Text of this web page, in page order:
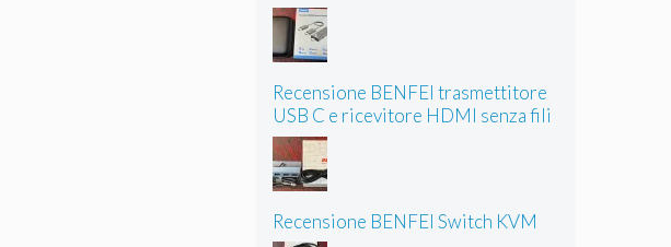
Recensione BENFEI trasmettitore
USB C e ricevitore HDMI senza fili
Recensione BENFEI Switch KVM